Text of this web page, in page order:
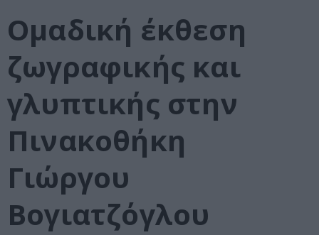
Ομαδική έκθεση
ζωγραφικής και
γλυπτικής στην
Πινακοθήκη
Γιώργου
Βογιατζόγλου